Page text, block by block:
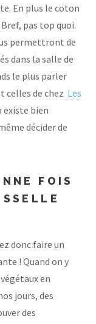
En plus le coton
pas top quoi.
permettront de
dans la salle de
le plus parler
celles de chez Les
existe bien
décider de
FOIS
donc faire un
! Quand on y
en
jours, des
des